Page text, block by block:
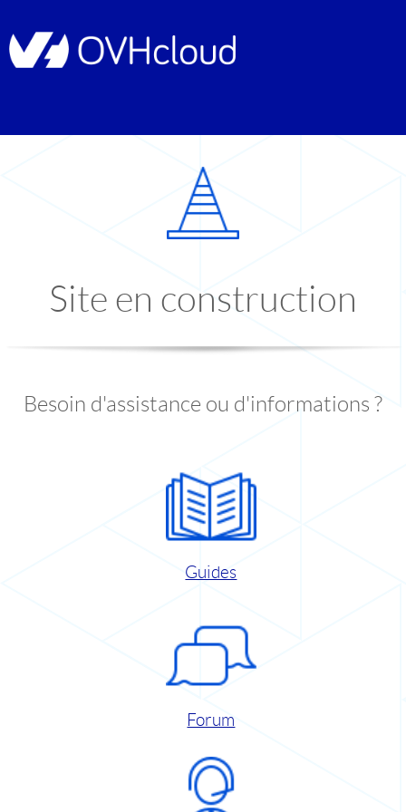
Site en construction
Besoin d'assistance ou d'informations ?
Guides
Forum